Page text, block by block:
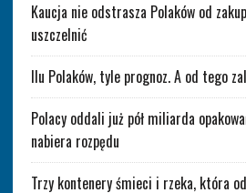
Kaucja nie odstrasza Polaków od
uszczelnić
Ilu Polaków, tyle prognoz. A od tego
Polacy oddali już pół miliarda
nabiera rozpędu
Trzy kontenery śmieci i rzeka, która